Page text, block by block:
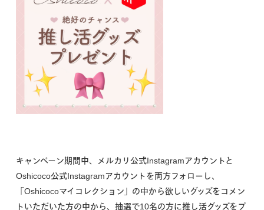
キャンペーン期間中、メルカリ公式Instagramアカウントと
Oshicoco公式Instagramアカウントを両方フォローし、
「Oshicocoマイコレクション」の中から欲しいグッズをコメン
トいただいた方の中から、抽選で10名の方に推し活グッズをプ